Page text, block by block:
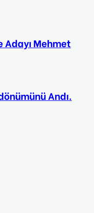
Adayı Mehmet
Andı.